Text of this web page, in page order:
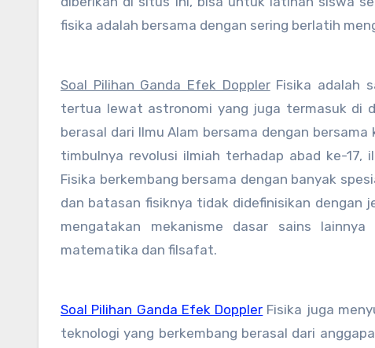
fisika adalah bersama dengan sering berlatih
Soal Pilihan Ganda Efek DopplerFisika adalah
tertua lewat astronomi yang juga termasuk di
berasal dari Ilmu Alam bersama dengan
timbulnya revolusi ilmiah terhadap abad ke-17,
Fisika berkembang bersama dengan banyak
dan batasan fisiknya tidak didefinisikan dengan
mengatakan mekanisme dasar sains
matematika dan filsafat.
Soal Pilihan Ganda Efek Doppler Fisika juga
teknologi yang berkembang berasal dari